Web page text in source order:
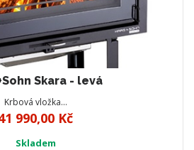
Skara - levá
Krbová vložka…
990,00 Kč
Skladem